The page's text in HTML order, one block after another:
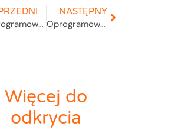
Oprogramowanie do magazynu. Płatne czy darmowe?
NASTĘPNY
Oprogramowanie Warehouse Management System
Więcej do
odkrycia